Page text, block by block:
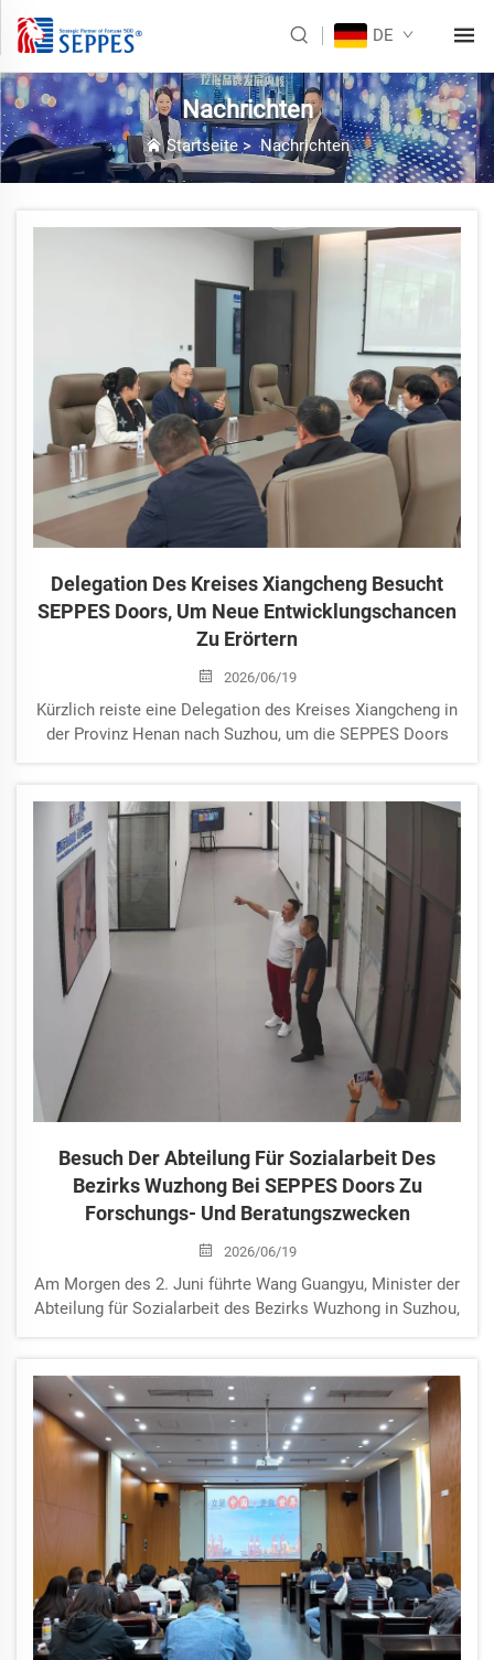
DE
Nachrichten
Startseite>Nachrichten
Delegation Des Kreises Xiangcheng Besucht
SEPPES Doors, Um Neue Entwicklungschancen
Zu Erörtern
2026/06/19
Kürzlich reiste eine Delegation des Kreises Xiangcheng in
der Provinz Henan nach Suzhou, um die SEPPES Doors
umfasste Zhen Yaohui, Mitglied des Ständigen
Ausschusses des Kreises Xiangc...
Besuch Der Abteilung Für Sozialarbeit Des
Bezirks Wuzhong Bei SEPPES Doors Zu
Forschungs- Und Beratungszwecken
2026/06/19
Am Morgen des 2. Juni führte Wang Guangyu, Minister der
Abteilung für Sozialarbeit des Bezirks Wuzhong in Suzhou,
Untersuchung der Geschäftstätigkeit und Technologie des
Unternehmens ...